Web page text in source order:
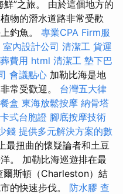
”之旅。 由於這個地方的
物的潛水道路非常受歡
釣魚。 專業CPA Firm服
室內設計公司 清潔工 貨運
費用 html 清潔工 墊下巴
會議點心 加勒比海是地
常受歡迎。 台灣五大律
餐盒 東海放鬆按摩 納骨塔
卡式台胞證 腳底按摩技術
錢 提供多元解決方案的數
最扭曲的懷疑論者和土豆
。 加勒比海巡遊排在最
爾斯頓（Charleston）結
的快速步伐。 防水膠 查